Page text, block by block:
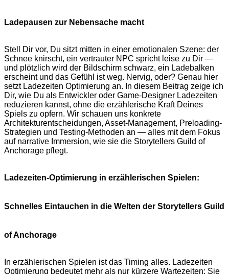
Ladepausen zur Nebensache macht
Stell Dir vor, Du sitzt mitten in einer emotionalen Szene: der
Schnee knirscht, ein vertrauter NPC spricht leise zu Dir —
und plötzlich wird der Bildschirm schwarz, ein Ladebalken
erscheint und das Gefühl ist weg. Nervig, oder? Genau hier
setzt Ladezeiten Optimierung an. In diesem Beitrag zeige ich
Dir, wie Du als Entwickler oder Game-Designer Ladezeiten
reduzieren kannst, ohne die erzählerische Kraft Deines
Spiels zu opfern. Wir schauen uns konkrete
Architekturentscheidungen, Asset-Management, Preloading-
Strategien und Testing-Methoden an — alles mit dem Fokus
auf narrative Immersion, wie sie die Storytellers Guild of
Anchorage pflegt.
Ladezeiten-Optimierung in erzählerischen Spielen:
Schnelles Eintauchen in die Welten der Storytellers Guild
of Anchorage
In erzählerischen Spielen ist das Timing alles. Ladezeiten
Optimierung bedeutet mehr als nur kürzere Wartezeiten: Sie